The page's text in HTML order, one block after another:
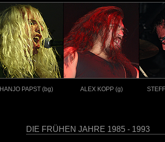
HANJO PAPST (bg) ALEX KOPP (g)
DIE FRÜHEN JAHRE 1985 - 1993